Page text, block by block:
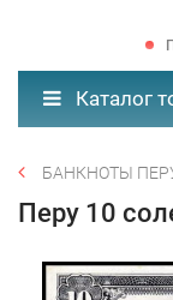
Каталог
БАНКНОТЫ
Перу 10